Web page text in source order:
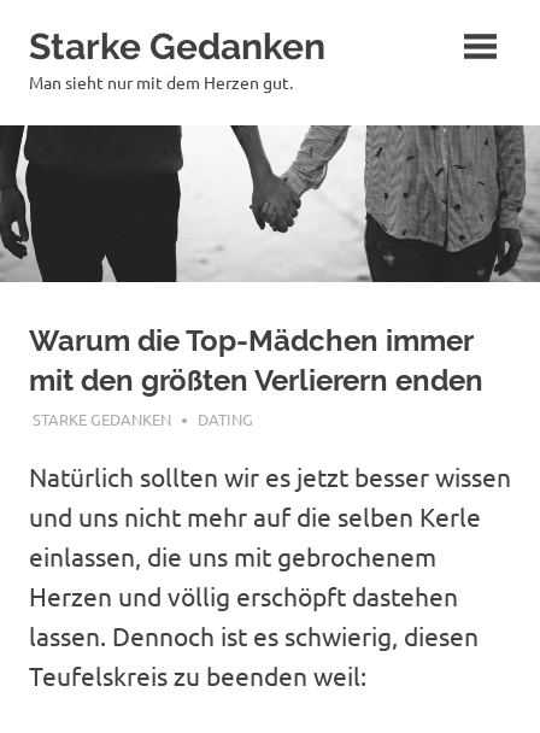
Inhalt
springen
Starke Gedanken
Man sieht nur mit dem Herzen gut.
Warum die Top-Mädchen immer
mit den größten Verlierern enden
APRIL 17, 2018
STARKE GEDANKEN DATING
Natürlich sollten wir es jetzt besser wissen
und uns nicht mehr auf die selben Kerle
einlassen, die uns mit gebrochenem
Herzen und völlig erschöpft dastehen
lassen. Dennoch ist es schwierig, diesen
Teufelskreis zu beenden weil: